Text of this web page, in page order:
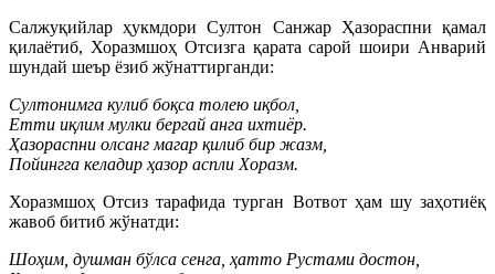
Салжуқийлар ҳукмдори Султон Санжар Ҳазораспни қамал
қилаётиб, Хоразмшоҳ Отсизга қарата сарой шоири Анварий
шундай шеър ёзиб жўнаттирганди:
Султонимга кулиб боқса толею иқбол,
Етти иқлим мулки бергай анга ихтиёр.
Ҳазораспни олсанг магар қилиб бир жазм,
Пойингга келадир ҳазор аспли Хоразм.
Хоразмшоҳ Отсиз тарафида турган Вотвот ҳам шу заҳотиёқ
жавоб битиб жўнатди:
Шоҳим, душман бўлса сенга, ҳатто Рустами достон,